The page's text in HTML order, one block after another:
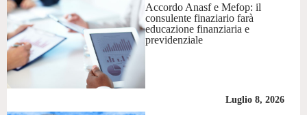
Accordo Anasf e Mefop: il
consulente finaziario farà
educazione finanziaria e
previdenziale
Luglio 8, 2026